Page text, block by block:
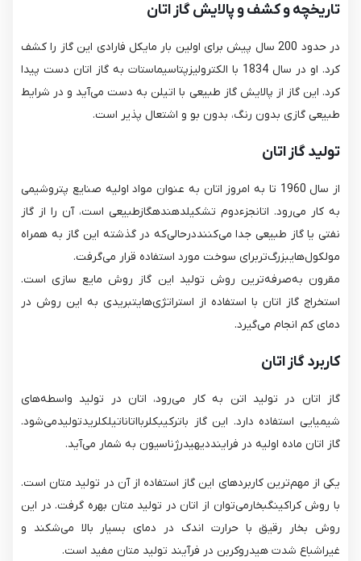
تاریخچه و کشف و پالایش گاز اتان
در حدود 200 سال پیش برای اولین بار مایکل فارادی این گاز را کشف
کرد. او در سال 1834 با الکترولیزپتاسیماستات به گاز اتان دست پیدا
کرد. این گاز از پالایش گاز طبیعی با اتیلن به دست می‌آید و در شرایط
طبیعی گازی بدون رنگ، بدون بو و اشتعال پذیر است.
تولید گاز اتان
از سال 1960 تا به امروز اتان به عنوان مواد اولیه صنایع پتروشیمی
به کار می‌رود. اتانجزءدوم تشکیلدهندهگازطبیعی است، آن را از گاز
نفتی یا گاز طبیعی جدا می‌کننددرحالی‌که در گذشته این گاز به همراه
مولکول‌هایبزرگ‌تربرای سوخت مورد استفاده قرار می‌گرفت.
مقرون به‌صرفه‌ترین روش تولید این گاز روش مایع سازی است.
استخراج گاز اتان با استفاده از استراتژی‌هایتبریدی به این روش در
دمای کم انجام می‌گیرد.
کاربرد گاز اتان
گاز اتان در تولید اتن به کار می‌رود، اتان در تولید واسطه‌های
شیمیایی استفاده دارد. این گاز باترکیبکلربااتاناتیلکلریدتولیدمی‌شود.
گاز اتان ماده اولیه در فراینددیهیدرژناسیون به شمار می‌آید.
یکی از مهم‌ترین کاربردهای این گاز استفاده از آن در تولید متان است.
با روش کراکینگبخارمی‌توان از اتان در تولید متان بهره گرفت. در این
روش بخار رقیق با حرارت اندک در دمای بسیار بالا می‌شکند و
غیراشباع شدت هیدروکربن در فرآیند تولید متان مفید است.